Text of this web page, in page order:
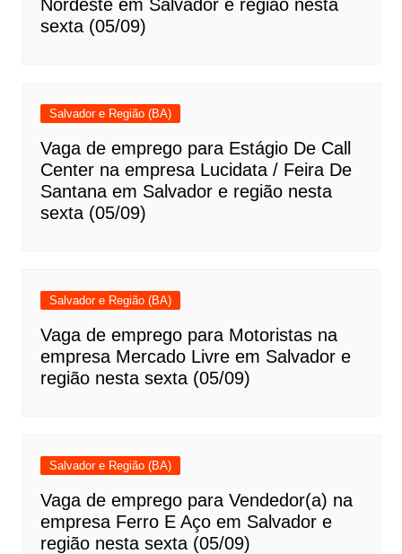
Nordeste em Salvador e região nesta
sexta (05/09)
Salvador e Região (BA)
Vaga de emprego para Estágio De Call
Center na empresa Lucidata / Feira De
Santana em Salvador e região nesta
sexta (05/09)
Salvador e Região (BA)
Vaga de emprego para Motoristas na
empresa Mercado Livre em Salvador e
região nesta sexta (05/09)
Salvador e Região (BA)
Vaga de emprego para Vendedor(a) na
empresa Ferro E Aço em Salvador e
região nesta sexta (05/09)